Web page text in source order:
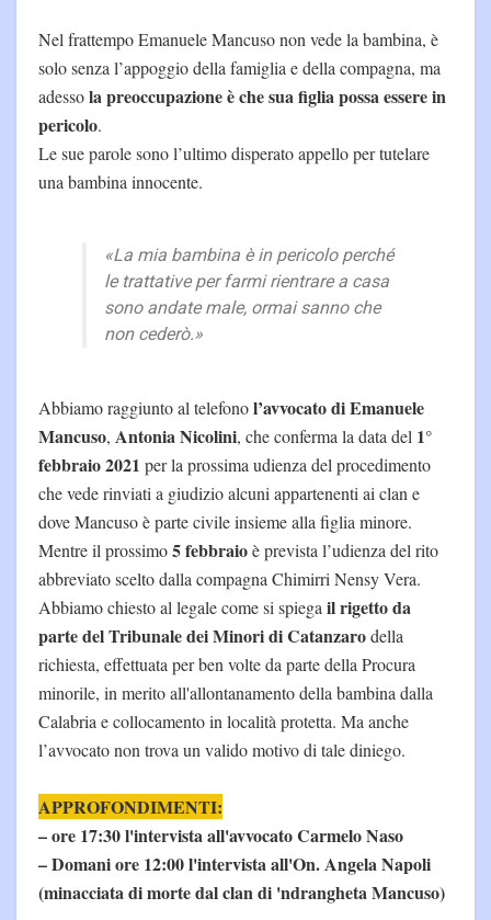
Nel frattempo Emanuele Mancuso non vede la bambina, è
solo senza l’appoggio della famiglia e della compagna, ma
adessola preoccupazione è che sua figlia possa essere in
pericolo.
Le sue parole sono l’ultimo disperato appello per tutelare
una bambina innocente.
«La mia bambina è in pericolo perché
le trattative per farmi rientrare a casa
sono andate male, ormai sanno che
non cederò.»
Abbiamo raggiunto al telefonol’avvocato di Emanuele
Mancuso, Antonia Nicolini, che conferma la data del 1°
febbraio2021 per la prossima udienza del procedimento
che vede rinviati a giudizio alcuni appartenenti ai clan e
dove Mancuso è parte civile insieme alla figlia minore.
Mentre il prossimo5 febbraioè prevista l’udienza del rito
abbreviato scelto dalla compagna Chimirri Nensy Vera.
Abbiamo chiesto al legale come si spiegail rigetto da
parte del Tribunale dei Minori di Catanzarodella
richiesta, effettuata per ben volte da parte della Procura
minorile, in merito all'allontanamento della bambina dalla
Calabria e collocamento in località protetta. Ma anche
l’avvocato non trova un valido motivo di tale diniego.
APPROFONDIMENTI:
– ore 17:30 l'intervista all'avvocato Carmelo Naso
– Domani ore 12:00 l'intervista all'On. Angela Napoli
(minacciata di morte dal clan di 'ndrangheta Mancuso)